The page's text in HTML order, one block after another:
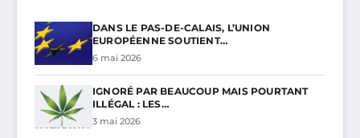
DANS LE PAS-DE-CALAIS, L’UNION
EUROPÉENNE SOUTIENT…
6 mai 2026
IGNORÉ PAR BEAUCOUP MAIS POURTANT
ILLÉGAL : LES…
3 mai 2026